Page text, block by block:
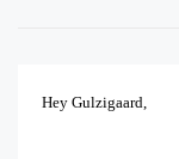
Hey Gulzigaard,